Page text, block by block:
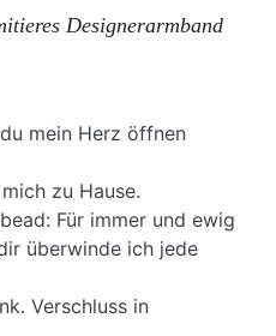
Designerarmband
mein Herz öffnen
zu Hause.
Für immer und ewig
überwinde ich jede
Verschluss in